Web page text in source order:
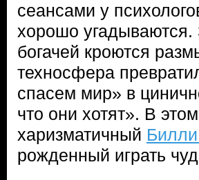
сеансами у
хорошо
богачей кроются
техносфера
спасем мир» в
что они хотят». В
харизматичный
рожденный играть